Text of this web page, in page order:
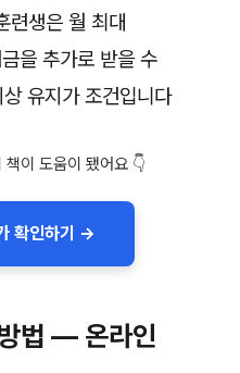
생은 월 최대
을 추가로 받을 수
유지가 조건입니다
이 도움이 됐어요 👇
확인하기 →
법 — 온라인